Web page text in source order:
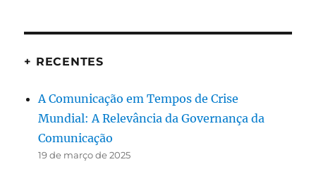
+ RECENTES
A Comunicação em Tempos de Crise
Mundial: A Relevância da Governança da
Comunicação
19 de março de 2025